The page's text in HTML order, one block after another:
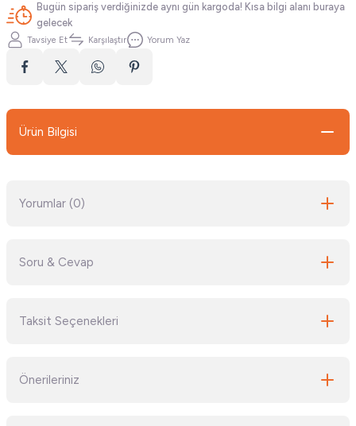
Bugün sipariş verdiğinizde aynı gün kargoda! Kısa bilgi alanı buraya
gelecek
Tavsiye Et Karşılaştır Yorum Yaz
Ürün Bilgisi
Yorumlar (0)
Soru & Cevap
Taksit Seçenekleri
Önerileriniz